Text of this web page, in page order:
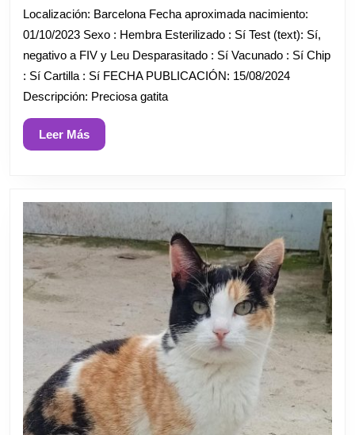
de
2024
Localización: Barcelona Fecha aproximada nacimiento:
01/10/2023 Sexo : Hembra Esterilizado : Sí Test (text): Sí,
negativo a FIV y Leu Desparasitado : Sí Vacunado : Sí Chip
: Sí Cartilla : Sí FECHA PUBLICACIÓN: 15/08/2024
Descripción: Preciosa gatita
Leer MásLeer
Más